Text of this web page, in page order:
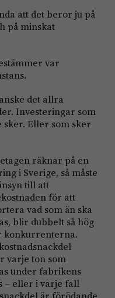
att det beror ju på
på minskat
var
det allra
Investeringar som
sker. Eller som sker
räknar på en
i Sverige, så måste
till att
för att
vad som än ska
blir dubbelt så hög
konkurrenterna.
varje ton som
under fabrikens
– eller i varje fall